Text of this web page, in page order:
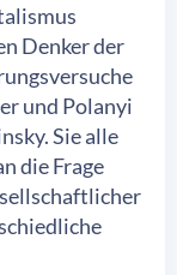
Denker der
und Polanyi
Sie alle
die Frage